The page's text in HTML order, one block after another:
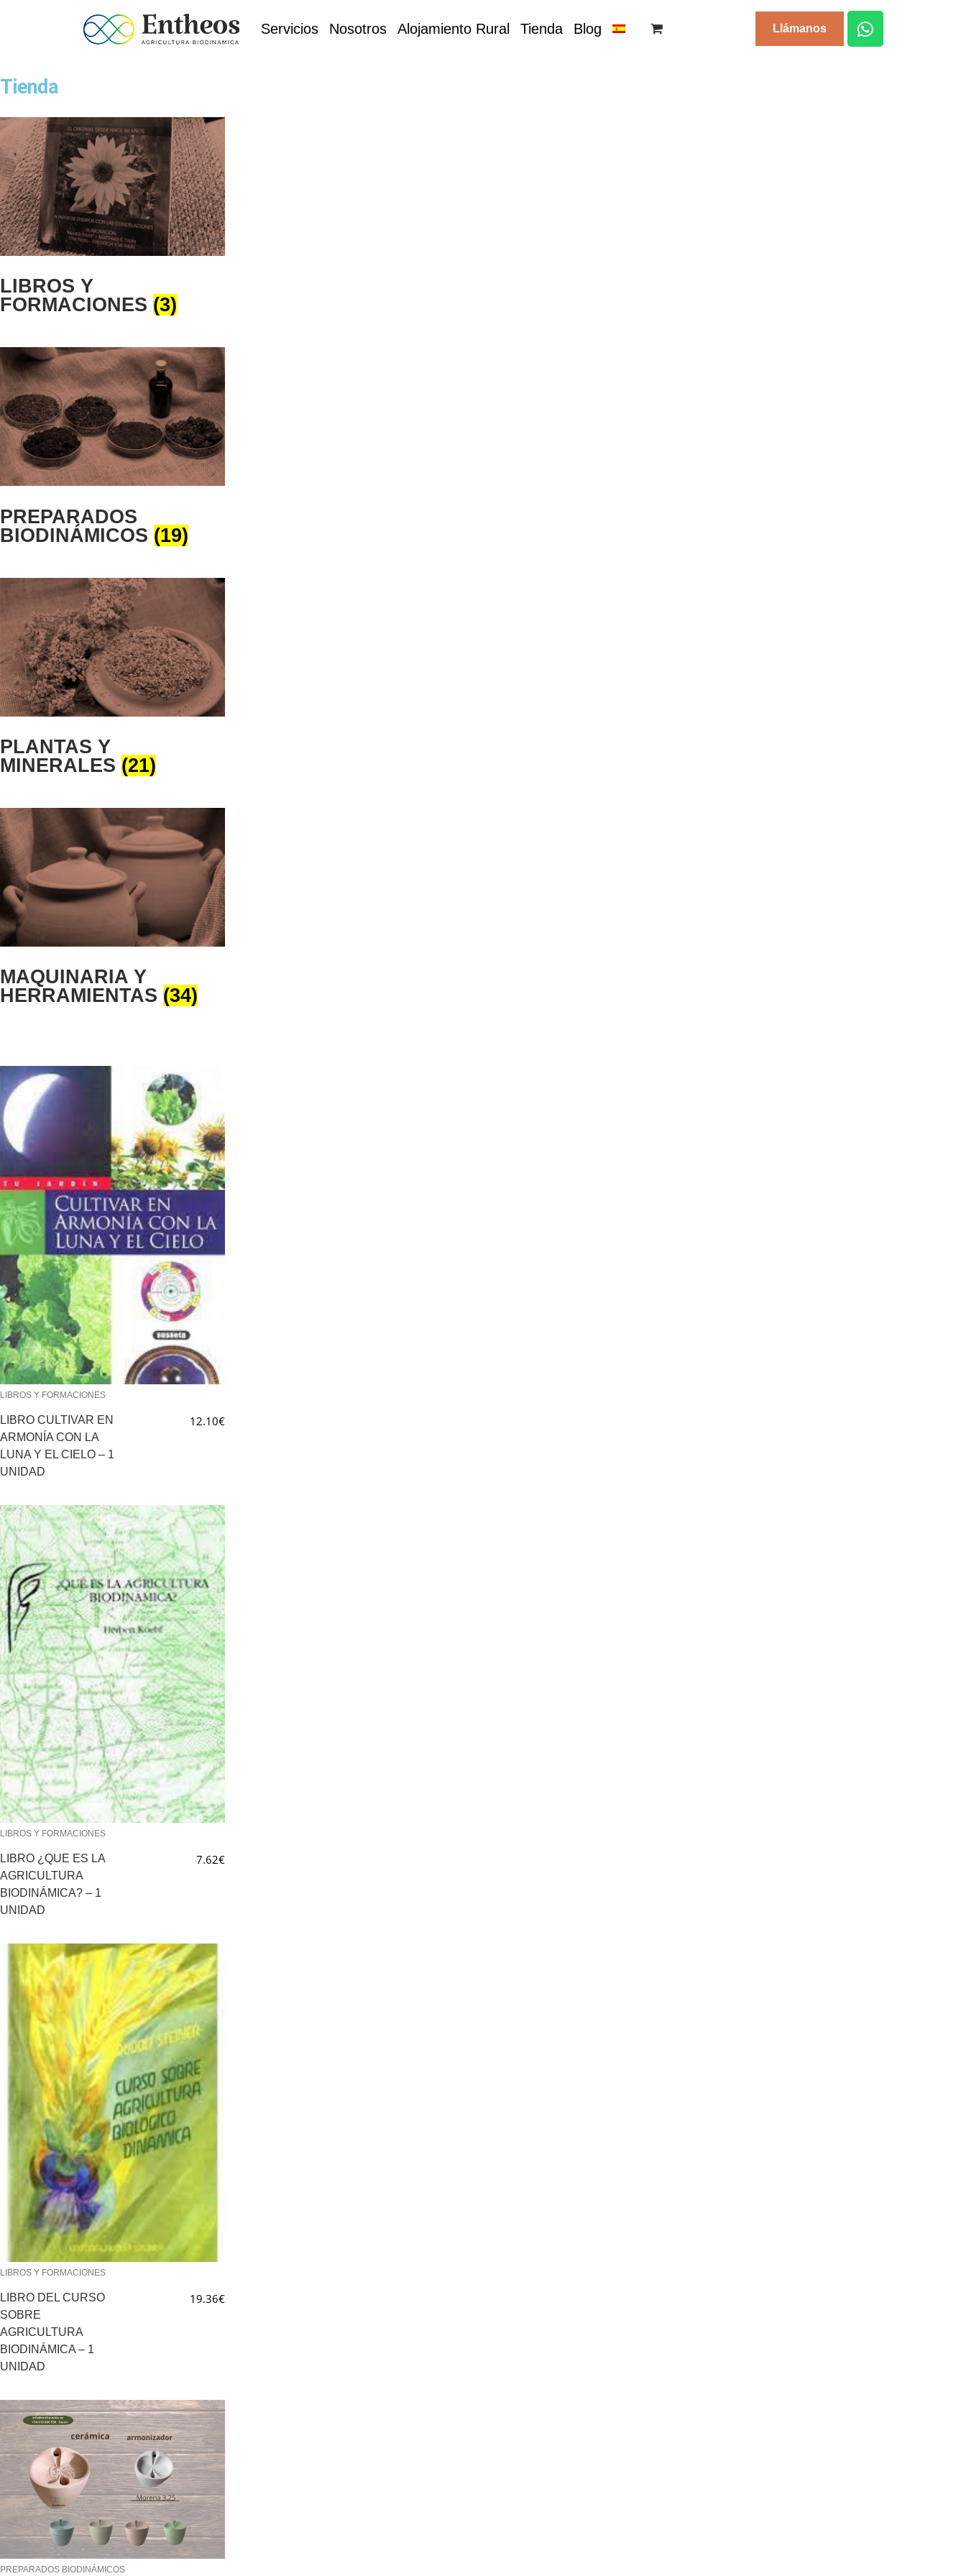
Servicios Nosotros Alojamiento Rural Tienda Blog Llámanos
Tienda
LIBROS Y
FORMACIONES (3)
PREPARADOS
BIODINÁMICOS (19)
PLANTAS Y
MINERALES (21)
MAQUINARIA Y
HERRAMIENTAS (34)
LIBROS Y FORMACIONES
LIBRO CULTIVAR EN
ARMONÍA CON LA
LUNA Y EL CIELO – 1
UNIDAD
12.10€
LIBROS Y FORMACIONES
LIBRO ¿QUE ES LA
AGRICULTURA
BIODINÁMICA? – 1
UNIDAD
7.62€
LIBROS Y FORMACIONES
LIBRO DEL CURSO
SOBRE
AGRICULTURA
BIODINÁMICA – 1
UNIDAD
19.36€
PREPARADOS BIODINÁMICOS